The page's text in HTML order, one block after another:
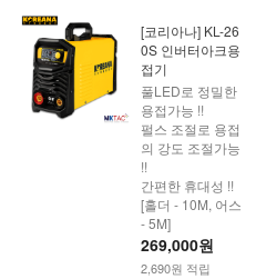
[코리아나] KL-26
0S 인버터아크용
접기
풀LED로 정밀한
용접가능 !!
펄스 조절로 용접
의 강도 조절가능
!!
간편한 휴대성 !!
[홀더 - 10M, 어스
- 5M]
269,000원
2,690원 적립